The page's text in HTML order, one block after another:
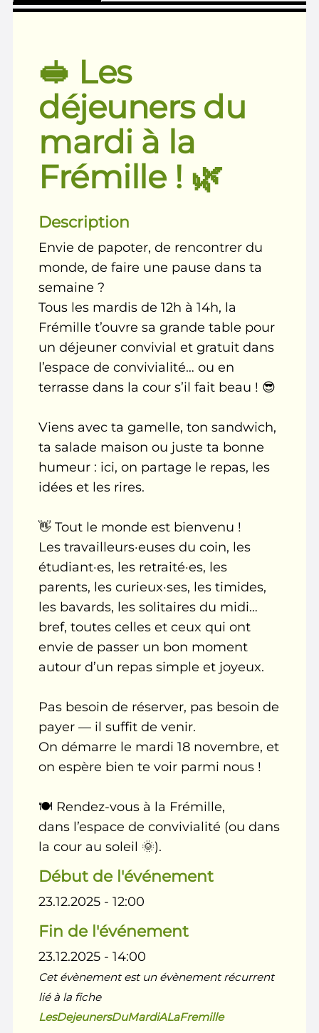
🥪 Les
déjeuners du
mardi à la
Frémille ! 🌿
Description
Envie de papoter, de rencontrer du
monde, de faire une pause dans ta
semaine ?
Tous les mardis de 12h à 14h, la
Frémille t’ouvre sa grande table pour
un déjeuner convivial et gratuit dans
l’espace de convivialité… ou en
terrasse dans la cour s’il fait beau ! 😎
Viens avec ta gamelle, ton sandwich,
ta salade maison ou juste ta bonne
humeur : ici, on partage le repas, les
idées et les rires.
👋 Tout le monde est bienvenu !
Les travailleurs·euses du coin, les
étudiant·es, les retraité·es, les
parents, les curieux·ses, les timides,
les bavards, les solitaires du midi…
bref, toutes celles et ceux qui ont
envie de passer un bon moment
autour d’un repas simple et joyeux.
Pas besoin de réserver, pas besoin de
payer — il suffit de venir.
On démarre le mardi 18 novembre, et
on espère bien te voir parmi nous !
🍽️ Rendez-vous à la Frémille,
dans l’espace de convivialité (ou dans
la cour au soleil 🌞).
Début de l'événement
23.12.2025 - 12:00
Fin de l'événement
23.12.2025 - 14:00
Cet évènement est un évènement récurrent
lié à la fiche
LesDejeunersDuMardiALaFremille